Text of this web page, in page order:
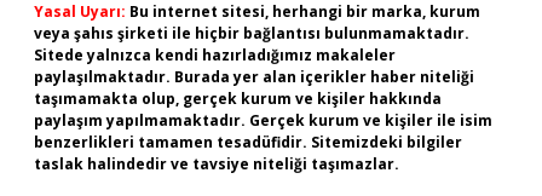
Yasal Uyarı: Bu internet sitesi, herhangi bir marka, kurum
veya şahıs şirketi ile hiçbir bağlantısı bulunmamaktadır.
Sitede yalnızca kendi hazırladığımız makaleler
paylaşılmaktadır. Burada yer alan içerikler haber niteliği
taşımamakta olup, gerçek kurum ve kişiler hakkında
paylaşım yapılmamaktadır. Gerçek kurum ve kişiler ile isim
benzerlikleri tamamen tesadüfidir. Sitemizdeki bilgiler
taslak halindedir ve tavsiye niteliği taşımazlar.